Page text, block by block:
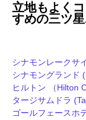
立地もよく
すめの三ツ
シナモンレークサ
シナモングランド
ヒルトン （Hilton
タージサムドラ
ゴールフェースホ